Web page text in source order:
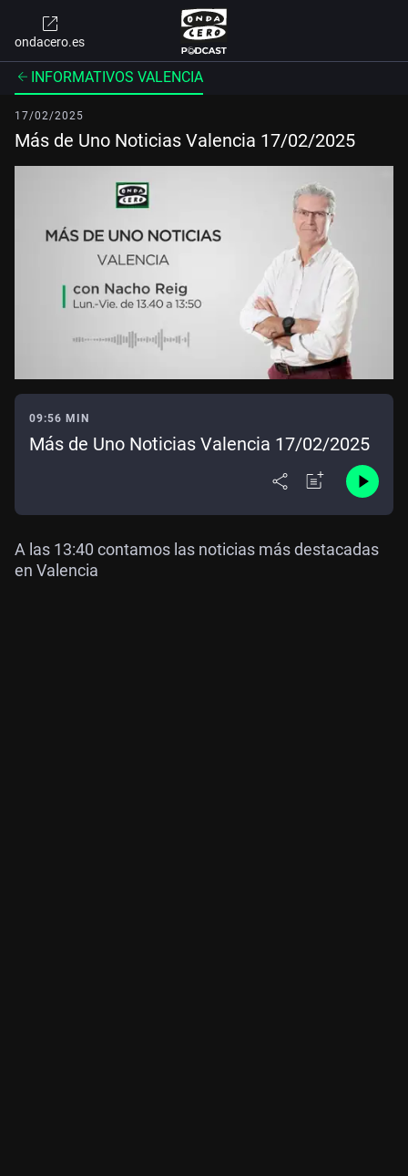
ondacero.es
INFORMATIVOS VALENCIA
17/02/2025
Más de Uno Noticias Valencia 17/02/2025
09:56 MIN
Más de Uno Noticias Valencia 17/02/2025
A las 13:40 contamos las noticias más destacadas
en Valencia